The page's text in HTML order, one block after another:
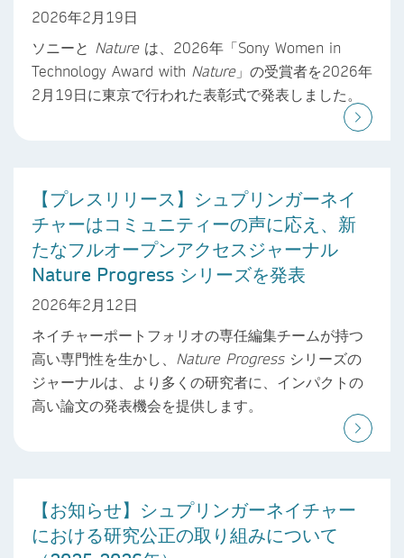
2026年2月19日
ソニーと Natureは、2026年「Sony Women in
Technology Award with Nature」の受賞者を2026年
2月19日に東京で行われた表彰式で発表しました。
【プレスリリース】シュプリンガーネイ
チャーはコミュニティーの声に応え、新
たなフルオープンアクセスジャーナル
Nature Progress シリーズを発表
2026年2月12日
ネイチャーポートフォリオの専任編集チームが持つ
高い専門性を生かし、 Nature Progress シリーズの
ジャーナルは、より多くの研究者に、インパクトの
高い論文の発表機会を提供します。
【お知らせ】シュプリンガーネイチャー
における研究公正の取り組みについて